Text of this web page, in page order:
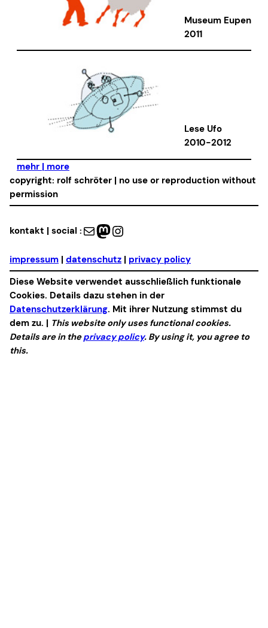
Museum Eupen
2011
Lese Ufo
2010-2012
mehr | more
copyright: rolf schröter | no use or reproduction without
permission
kontakt | social : Mail Mastodon Instagram
impressum | datenschutz | privacy policy
Diese Website verwendet ausschließlich funktionale
Cookies. Details dazu stehen in der
Datenschutzerklärung. Mit ihrer Nutzung stimmst du
dem zu. | This website only uses functional cookies.
Details are in theprivacy policy. By using it, you agree to
this.